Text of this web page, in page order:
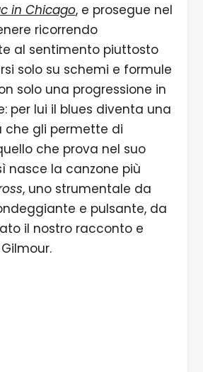
in Chicago, e prosegue nel
ricorrendo
al sentimento piuttosto
solo su schemi e formule
solo una progressione in
per lui il blues diventa una
che gli permette di
che prova nel suo
nasce la canzone più
, uno strumentale da
e pulsante, da
il nostro racconto e